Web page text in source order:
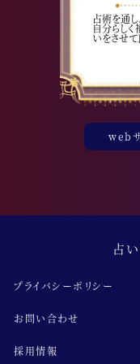
占術を通
自分らし
いをさせて
webサ
占
プライバシーポリシー
お問い合わせ
採用情報